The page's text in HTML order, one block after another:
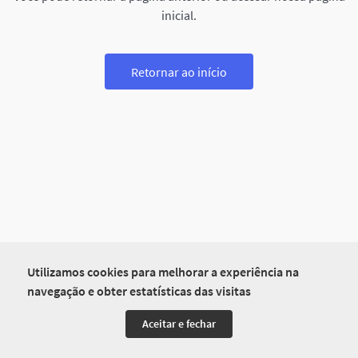
Utilizamos cookies para melhorar a experiência na
navegação e obter estatísticas das visitas
Aceitar e fechar
inicial.
Retornar ao início